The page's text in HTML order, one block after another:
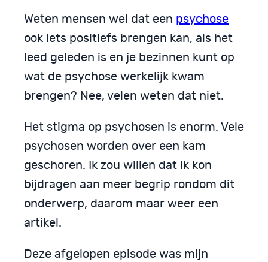
Weten mensen wel dat een psychose
ook iets positiefs brengen kan, als het
leed geleden is en je bezinnen kunt op
wat de psychose werkelijk kwam
brengen? Nee, velen weten dat niet.
Het stigma op psychosen is enorm. Vele
psychosen worden over een kam
geschoren. Ik zou willen dat ik kon
bijdragen aan meer begrip rondom dit
onderwerp, daarom maar weer een
artikel.
Deze afgelopen episode was mijn